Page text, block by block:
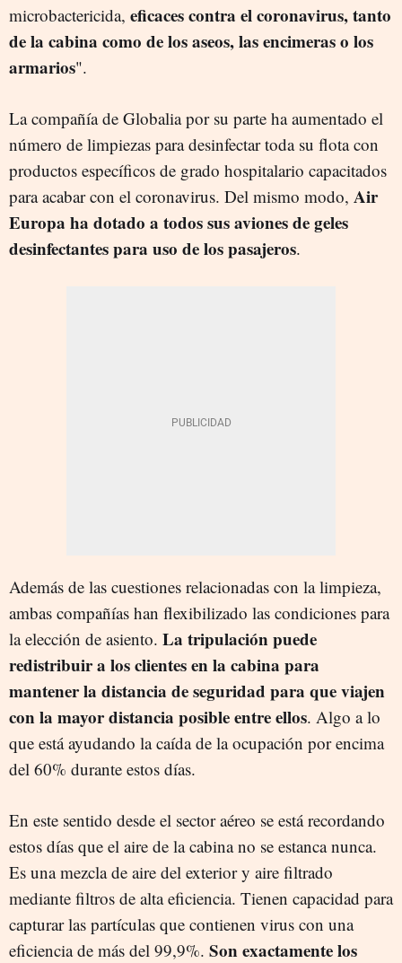
microbactericida, eficaces contra el coronavirus, tanto
de la cabina como de los aseos, las encimeras o los
armarios".
La compañía de Globalia por su parte ha aumentado el
número de limpiezas para desinfectar toda su flota con
productos específicos de grado hospitalario capacitados
para acabar con el coronavirus. Del mismo modo, Air
Europa ha dotado a todos sus aviones de geles
desinfectantes para uso de los pasajeros.
Además de las cuestiones relacionadas con la limpieza,
ambas compañías han flexibilizado las condiciones para
la elección de asiento. La tripulación puede
redistribuir a los clientes en la cabina para
mantener la distancia de seguridad para que viajen
con la mayor distancia posible entre ellos. Algo a lo
que está ayudando la caída de la ocupación por encima
del 60% durante estos días.
En este sentido desde el sector aéreo se está recordando
estos días que el aire de la cabina no se estanca nunca.
Es una mezcla de aire del exterior y aire filtrado
mediante filtros de alta eficiencia. Tienen capacidad para
capturar las partículas que contienen virus con una
eficiencia de más del 99,9%. Son exactamente los